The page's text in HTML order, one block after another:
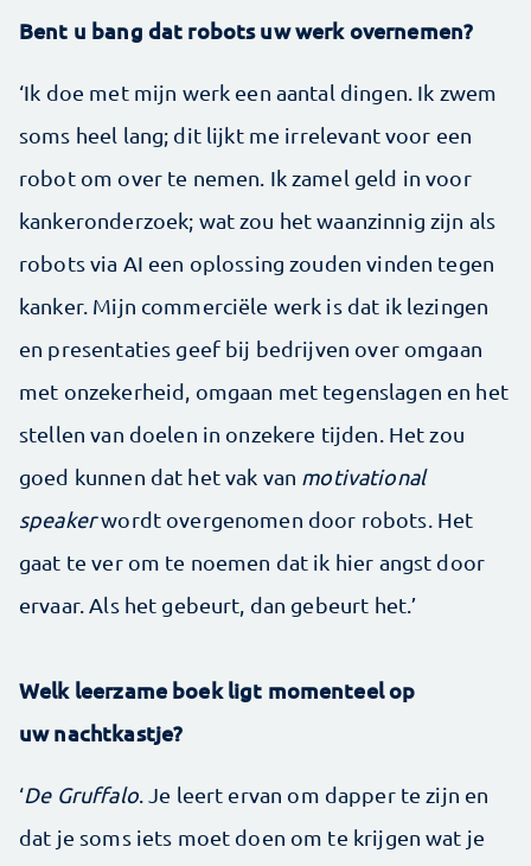
Bent u bang dat robots uw werk overnemen?
‘Ik doe met mijn werk een aantal dingen. Ik zwem
soms heel lang; dit lijkt me irrelevant voor een
robot om over te nemen. Ik zamel geld in voor
kankeronderzoek; wat zou het waanzinnig zijn als
robots via AI een oplossing zouden vinden tegen
kanker. Mijn commerciële werk is dat ik lezingen
en presentaties geef bij bedrijven over omgaan
met onzekerheid, omgaan met tegenslagen en het
stellen van doelen in onzekere tijden. Het zou
goed kunnen dat het vak van motivational
speakerwordt overgenomen door robots. Het
gaat te ver om te noemen dat ik hier angst door
ervaar. Als het gebeurt, dan gebeurt het.’
Welk leerzame boek ligt momenteel op
uw nachtkastje?
‘De Gruffalo. Je leert ervan om dapper te zijn en
dat je soms iets moet doen om te krijgen wat je